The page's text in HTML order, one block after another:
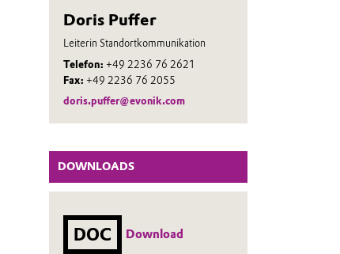
Doris Puffer
Leiterin Standortkommunikation
Telefon: +49 2236 76 2621
Fax: +49 2236 76 2055
doris.puffer@evonik.com
DOWNLOADS
DOC Download